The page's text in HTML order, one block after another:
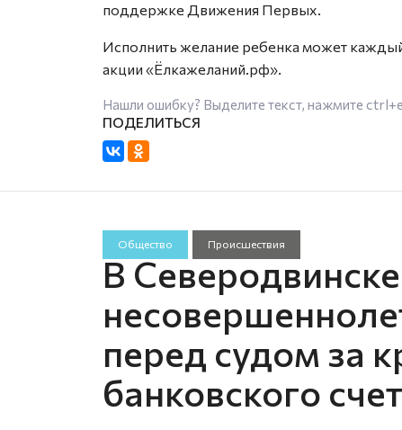
поддержке Движения Первых.
Исполнить желание ребенка может
акции «Ёлкажеланий.рф».
Нашли ошибку? Выделите текст, нажмите
Общество Происшествия
В
перед судом за
банковского